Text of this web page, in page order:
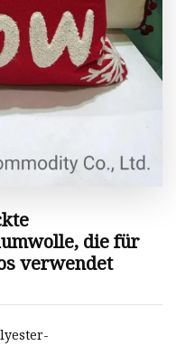
die für
verwendet